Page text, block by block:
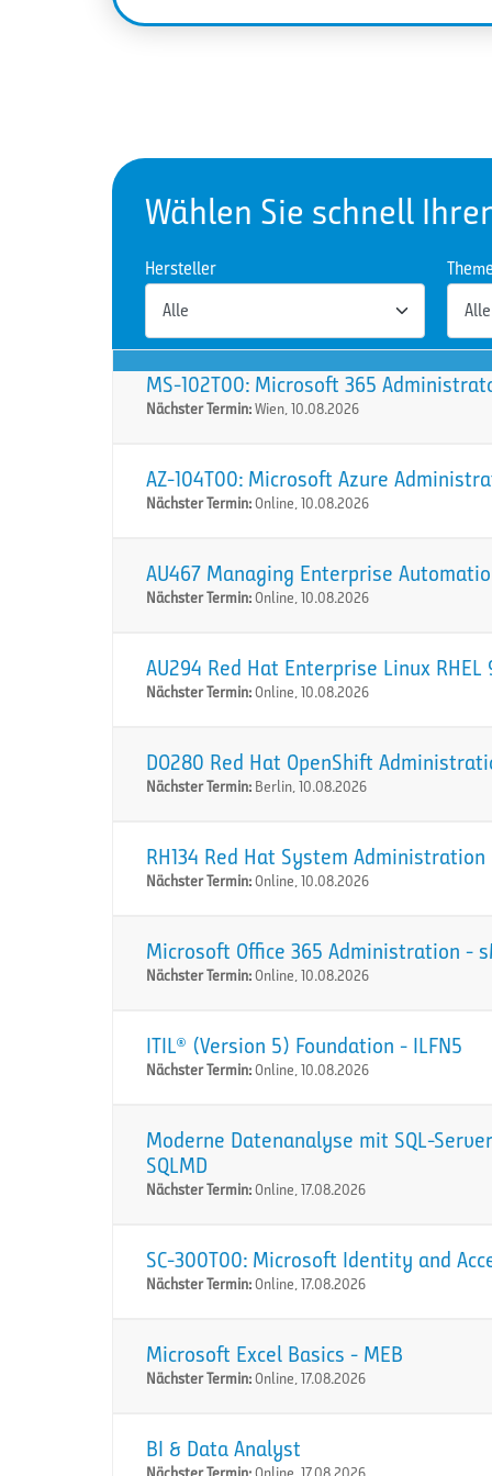
Wählen Sie schnell
Hersteller
MS-102T00: Microsoft 365
Nächster Termin:Wien, 10.08.2026
AZ-104T00: Microsoft Azure
Nächster Termin:Online, 10.08.2026
AU467 Managing Enterprise
Nächster Termin:Online, 10.08.2026
AU294 Red Hat Enterprise Linux
Nächster Termin:Online, 10.08.2026
DO280 Red Hat OpenShift
Nächster Termin: Berlin, 10.08.2026
RH134 Red Hat System Administration
Nächster Termin:Online, 10.08.2026
Microsoft Office 365 Administration -
Nächster Termin:Online, 10.08.2026
ITIL® (Version 5) Foundation - ILFN5
Nächster Termin:Online, 10.08.2026
Moderne Datenanalyse mit SQL-
SQLMD
Nächster Termin:Online, 17.08.2026
SC-300T00: Microsoft Identity and
Nächster Termin:Online, 17.08.2026
Microsoft Excel Basics - MEB
Nächster Termin:Online, 17.08.2026
BI & Data Analyst